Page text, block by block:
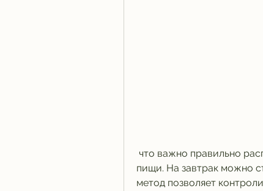
пищи. На завтрак можно
метод позволяет